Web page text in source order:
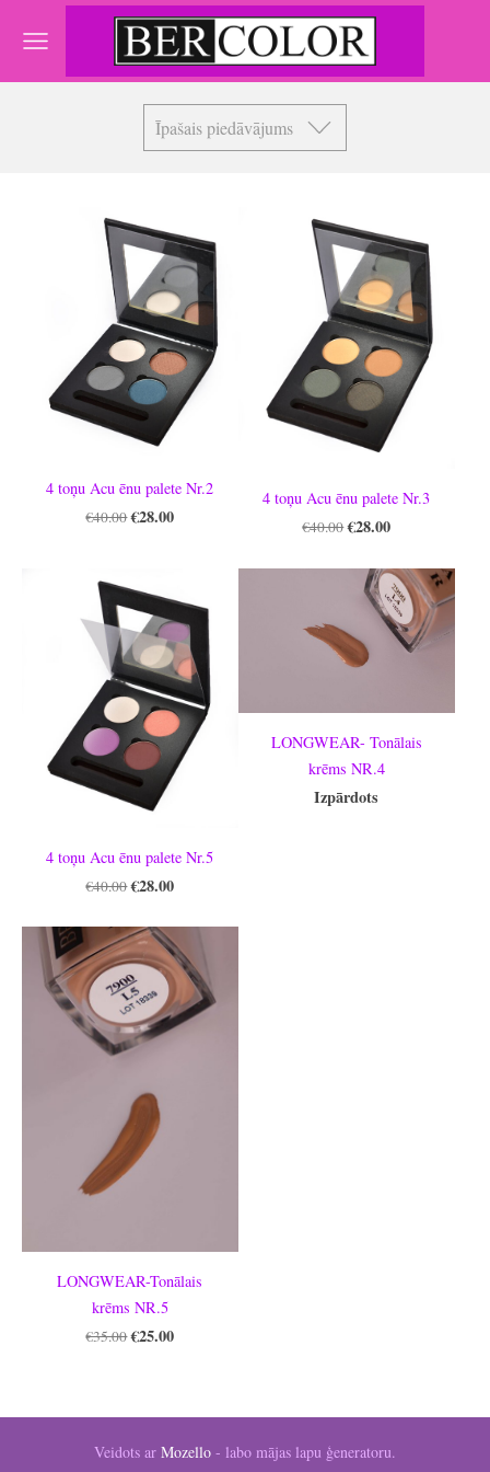
Īpašais piedāvājums
4 toņu Acu ēnu palete Nr.2
€40.00 €28.00
4 toņu Acu ēnu palete Nr.3
€40.00 €28.00
4 toņu Acu ēnu palete Nr.5
€40.00 €28.00
LONGWEAR- Tonālais
krēms NR.4
Izpārdots
LONGWEAR-Tonālais
krēms NR.5
€35.00 €25.00
Veidots ar Mozello - labo mājas lapu ģeneratoru.